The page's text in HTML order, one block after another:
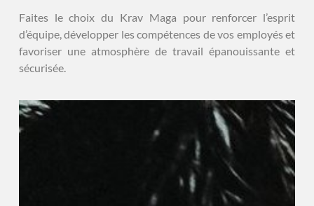
Faites le choix du Krav Maga pour renforcer l’esprit
d’équipe, développer les compétences de vos employés et
favoriser une atmosphère de travail épanouissante et
sécurisée.